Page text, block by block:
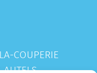
COUPERIE
AUTELS